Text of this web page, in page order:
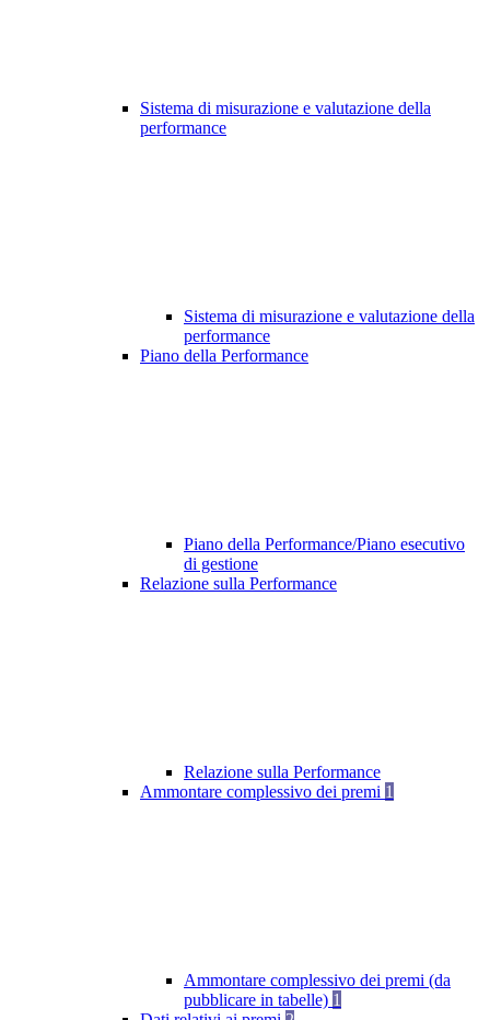
Sistema di misurazione e valutazione della
performance
Sistema di misurazione e valutazione della
performance
Piano della Performance
Piano della Performance/Piano esecutivo
di gestione
Relazione sulla Performance
Relazione sulla Performance
Ammontare complessivo dei premi 1
Ammontare complessivo dei premi (da
pubblicare in tabelle) 1